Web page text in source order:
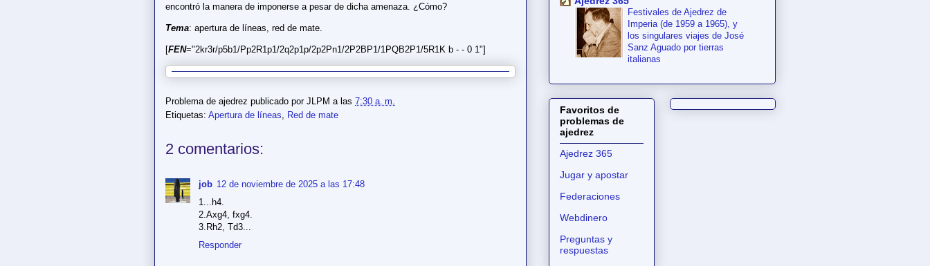
encontró la manera de imponerse a pesar de dicha amenaza. ¿Cómo?
Tema: apertura de líneas, red de mate.
[FEN="2kr3r/p5b1/Pp2R1p1/2q2p1p/2p2Pn1/2P2BP1/1PQB2P1/5R1K b - - 0 1"]
Problema de ajedrez publicado por JLPM a las 7:30 a. m.
Etiquetas: Apertura de líneas, Red de mate
2 comentarios:
job 12 de noviembre de 2025 a las 17:48
1...h4.
2.Axg4, fxg4.
3.Rh2, Td3...
Responder
Festivales de Ajedrez de
Imperia (de 1959 a 1965), y
los singulares viajes de José
Sanz Aguado por tierras
italianas
Favoritos de
problemas de
ajedrez
Ajedrez 365
Jugar y apostar
Federaciones
Webdinero
Preguntas y
respuestas